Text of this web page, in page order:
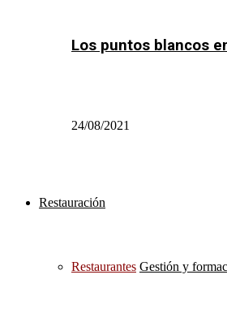
Los puntos blancos
24/08/2021
Restauración
Restaurantes Gestión y